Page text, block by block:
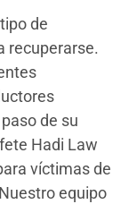
de
recuperarse.
de su
Hadi Law
víctimas de
equipo